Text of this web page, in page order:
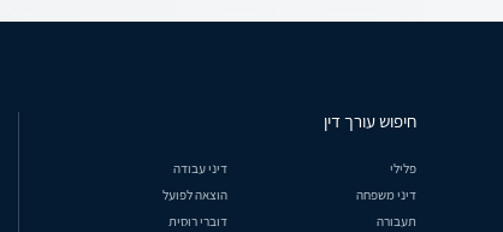
חיפוש עורך דין
פלילי
דיני עבודה
דיני משפחה
הוצאה לפועל
תעבורה
דוברי רוסית